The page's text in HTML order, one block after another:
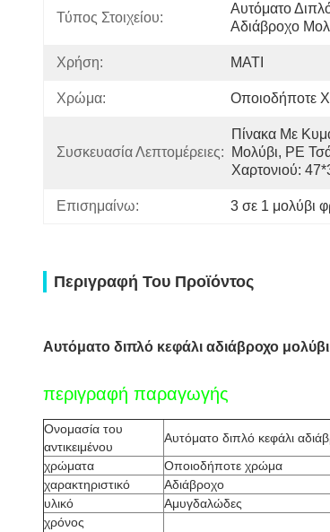
Τύπος Στοιχείου:
Αυτόματο
Αδιάβροχο
Χρήση: ΜΑΤΙ
Χρώμα: Οποιοδήποτε
Συσκευασία Λεπτομέρειες:
Πίνακα Με
Μολύβι, PE
Χαρτονιού:
Επισημαίνω: 3 σε 1 μολύβι
Περιγραφή Του Προϊόντος
Αυτόματο διπλό κεφάλι αδιάβροχο
περιγραφή παραγωγής
Ονομασία του
αντικειμένου
Αυτόματο διπλό κεφάλι
χρώματα
Οποιοδήποτε χρώμα
χαρακτηριστικό
Αδιάβροχο
υλικό
Αμυγδαλώδες
χρόνος